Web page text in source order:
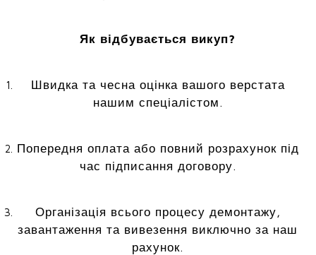
Як відбувається викуп?
Швидка та чесна оцінка вашого верстата
нашим спеціалістом.
Попередня оплата або повний розрахунок під
час підписання договору.
Організація всього процесу демонтажу,
завантаження та вивезення виключно за наш
рахунок.